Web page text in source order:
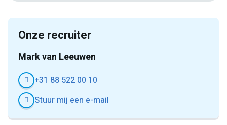
Onze recruiter
Mark van Leeuwen
+31 88 522 00 10
Stuur mij een e-mail